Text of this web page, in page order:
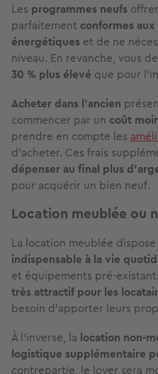
Les programmes neufs
parfaitement conformes
énergétiques et de ne
niveau. En revanche, vous
30 % plus élevé que pour
Acheter dans l'ancien
commencer par un coût
prendre en compte les
d'acheter. Ces frais
dépenser au final plus
pour acquérir un bien neuf.
Location meublée ou
La location meublée
indispensable à la vie
et équipements pré-
très attractif pour les
besoin d'apporter leurs
À l'inverse, la location non-
logistique supplémentaire
contrepartie, le loyer sera